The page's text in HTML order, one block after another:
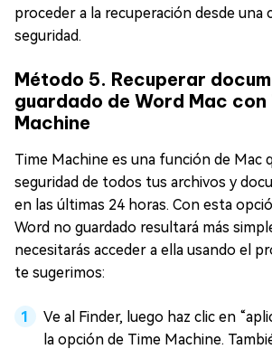
proceder a la recuperación desde una
seguridad.
Método 5. Recuperar
guardado de Word Mac con
Machine
Time Machine es una función de Mac
seguridad de todos tus archivos y
en las últimas 24 horas. Con esta
Word no guardado resultará más
necesitarás acceder a ella usando el
te sugerimos:
Ve al Finder, luego haz clic en
la opción de Time Machine.